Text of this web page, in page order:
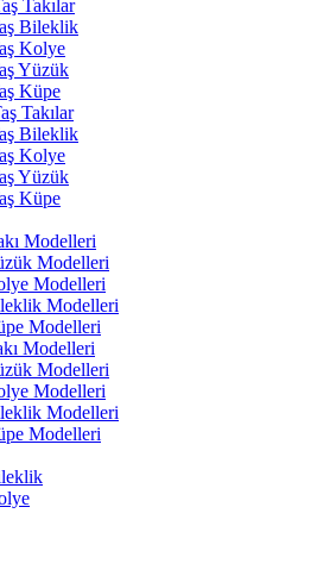
Takılar
Bileklik
Kolye
Yüzük
Küpe
Takılar
Bileklik
Kolye
Yüzük
Küpe
Modelleri
Modelleri
Modelleri
Modelleri
Modelleri
Modelleri
Modelleri
Modelleri
Modelleri
Modelleri